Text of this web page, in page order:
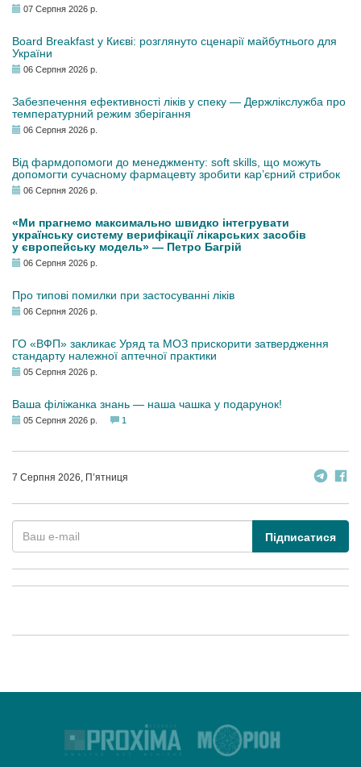
07 Серпня 2026 р.
Board Breakfast у Києві: розглянуто сценарії майбутнього для
України
06 Серпня 2026 р.
Забезпечення ефективності ліків у спеку — Держлікслужба про
температурний режим зберігання
06 Серпня 2026 р.
Від фармдопомоги до менеджменту: soft skills, що можуть
допомогти сучасному фармацевту зробити кар’єрний стрибок
06 Серпня 2026 р.
«Ми прагнемо максимально швидко інтегрувати
українську систему верифікації лікарських засобів
у європейську модель» — Петро Багрій
06 Серпня 2026 р.
Про типові помилки при застосуванні ліків
06 Серпня 2026 р.
ГО «ВФП» закликає Уряд та МОЗ прискорити затвердження
стандарту належної аптечної практики
05 Серпня 2026 р.
Ваша філіжанка знань — наша чашка у подарунок!
05 Серпня 2026 р. 1
7 Серпня 2026, П’ятниця
Підписатися